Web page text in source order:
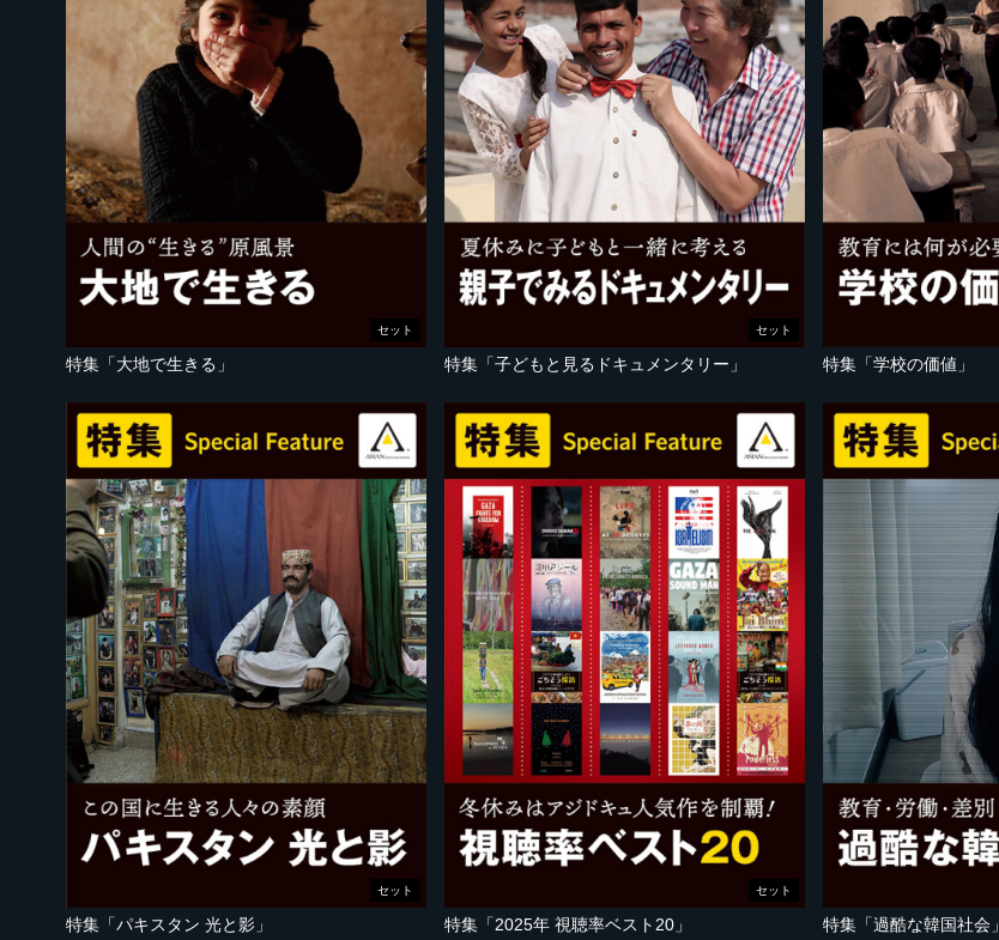
セット
特集「大地で生きる」
セット
特集「子どもと見るドキュメンタリー」 特集「学校の価値」
セット
特集「パキスタン 光と影」
セット
特集「2025年 視聴率ベスト20」 特集「過酷な韓国社会」